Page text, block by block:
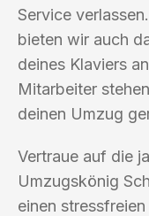
Service
bieten wir auch
deines Klaviers
Mitarbeiter
deinen Umzug
Vertraue auf die
Umzugskönig
einen